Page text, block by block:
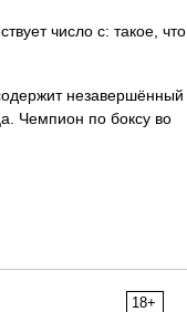
число c: такое, что
незавершённый
Чемпион по боксу во
18+